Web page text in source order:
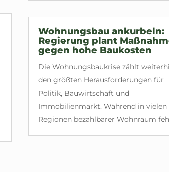
Wohnungsbau ankurbeln:
Regierung plant
gegen hohe Baukosten
Die Wohnungsbaukrise zählt
den größten Herausforderungen für
Politik, Bauwirtschaft und
Immobilienmarkt. Während in vielen
Regionen bezahlbarer Wohnraum